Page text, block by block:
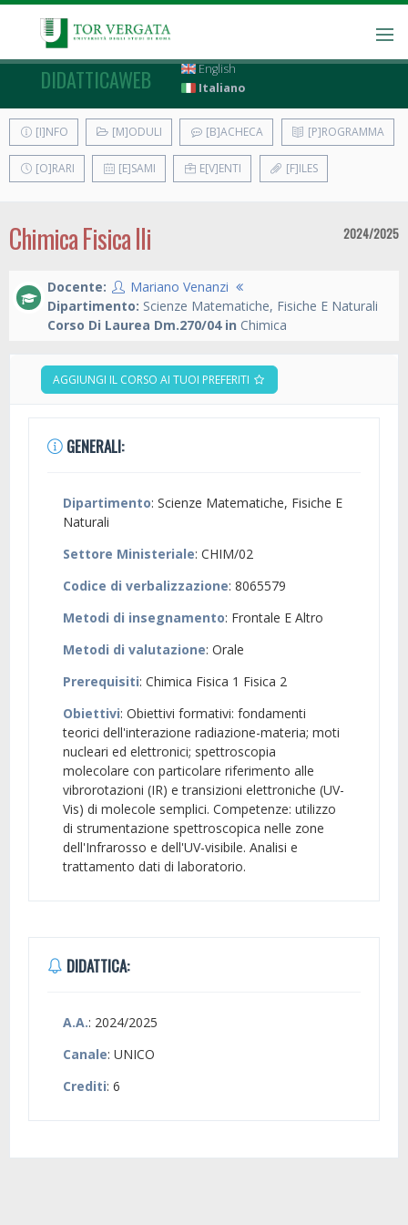
DIDATTICAWEB
English
Italiano
[I]NFO [M]ODULI [B]ACHECA [P]ROGRAMMA
[O]RARI [E]SAMI E[V]ENTI [F]ILES
Chimica Fisica IIi 2024/2025
Docente:
Mariano Venanzi
Dipartimento: Scienze Matematiche, Fisiche E Naturali
Corso Di Laurea Dm.270/04 in Chimica
AGGIUNGI IL CORSO AI TUOI PREFERITI
GENERALI:
Dipartimento: Scienze Matematiche, Fisiche E
Naturali
Settore Ministeriale: CHIM/02
Codice di verbalizzazione: 8065579
Metodi di insegnamento: Frontale E Altro
Metodi di valutazione: Orale
Prerequisiti: Chimica Fisica 1 Fisica 2
Obiettivi: Obiettivi formativi: fondamenti
teorici dell'interazione radiazione-materia; moti
nucleari ed elettronici; spettroscopia
molecolare con particolare riferimento alle
vibrorotazioni (IR) e transizioni elettroniche (UV-
Vis) di molecole semplici. Competenze: utilizzo
di strumentazione spettroscopica nelle zone
dell'Infrarosso e dell'UV-visibile. Analisi e
trattamento dati di laboratorio.
DIDATTICA:
A.A.: 2024/2025
Canale: UNICO
Crediti: 6